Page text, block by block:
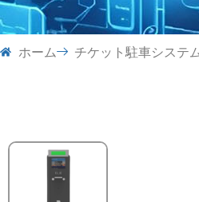
ホーム チケット駐車システ